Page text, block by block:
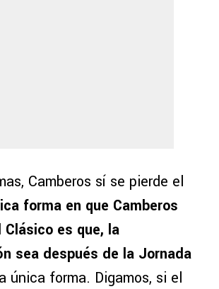
Camberos sí se pierde el
forma en que Camberos
es que, la
sea después de la Jornada
única forma. Digamos, si el